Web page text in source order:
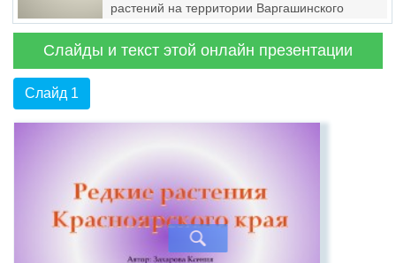
растений на территории Варгашинского
Слайды и текст этой онлайн презентации
Слайд 1